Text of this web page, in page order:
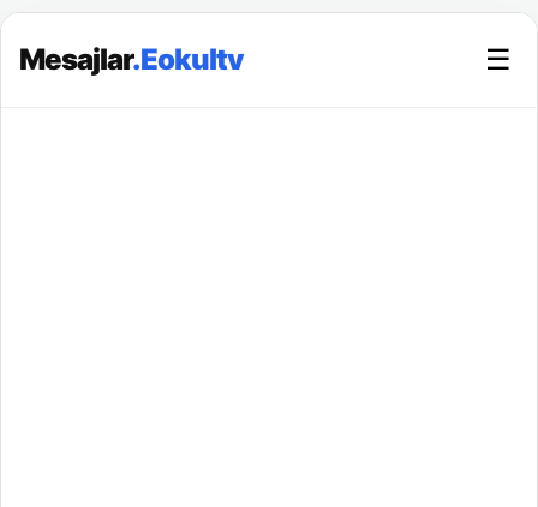
Mesajlar.Eokultv ☰